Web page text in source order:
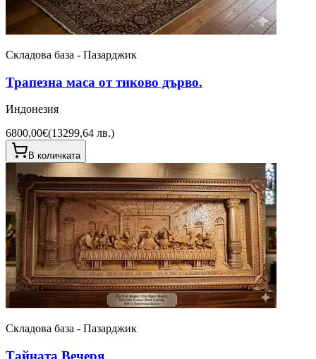
Складова база - Пазарджик
Трапезна маса от тиково дърво.
Индонезия
6800,00€(13299,64 лв.)
В количката
Складова база - Пазарджик
Тайната Вечеря